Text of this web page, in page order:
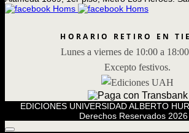
HORARIO RETIRO EN
Lunes a viernes de 10:00 a
Excepto festivos.
EDICIONES UNIVERSIDAD ALBERTO
Derechos Reservados